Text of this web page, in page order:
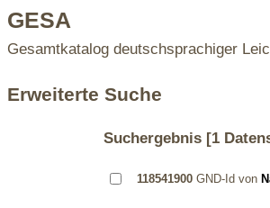
GESA
Gesamtkatalog deutschsprachiger
Erweiterte Suche
Suchergebnis[1
118541900GND-Id von